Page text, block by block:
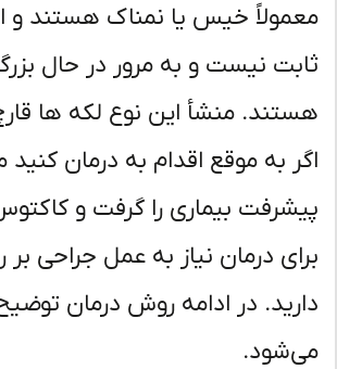
خیس یا نمناک هستند و
نیست و به مرور در حال بزرگ
منشأ این نوع لکه ها
به موقع اقدام به درمان کنید
بیماری را گرفت و کاکتوس را
درمان نیاز به عمل جراحی بر
در ادامه روش درمان توضیح